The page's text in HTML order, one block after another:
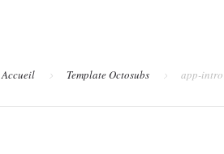
Accueil Template Octosubs app-intro